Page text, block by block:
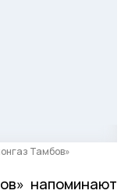
Тамбов»
напоминают